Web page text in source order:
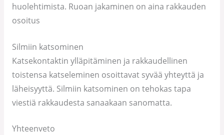
huolehtimista. Ruoan jakaminen on aina rakkauden
osoitus
Silmiin katsominen
Katsekontaktin ylläpitäminen ja rakkaudellinen
toistensa katseleminen osoittavat syvää yhteyttä ja
läheisyyttä. Silmiin katsominen on tehokas tapa
viestiä rakkaudesta sanaakaan sanomatta.
Yhteenveto